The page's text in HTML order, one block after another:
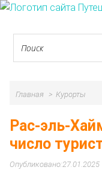
Главная Курорты
Рас-эль-
число
27.01.2025